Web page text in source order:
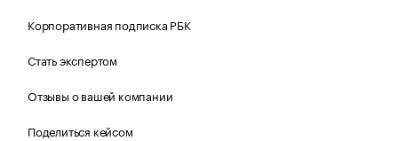
Корпоративная подписка РБК
Стать экспертом
Отзывы о вашей компании
Поделиться кейсом